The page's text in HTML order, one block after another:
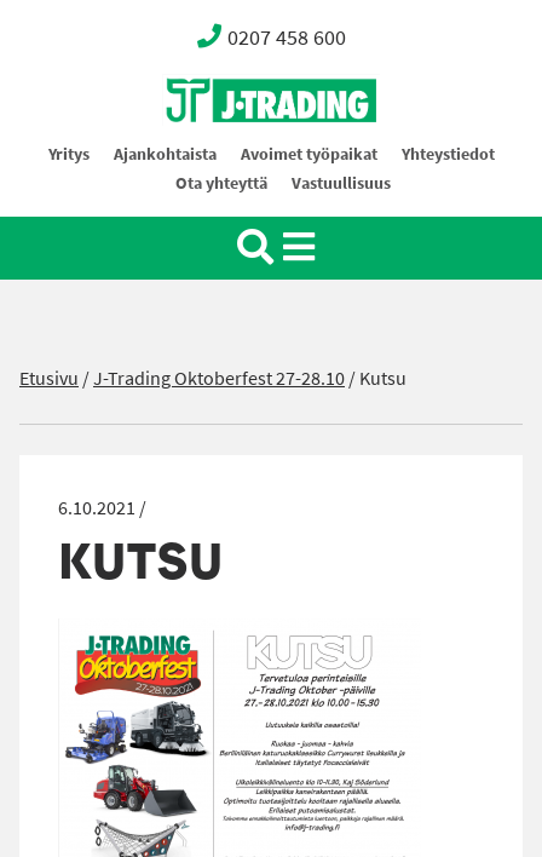
0207 458 600
Oy J-Trading Ab
Yritys Ajankohtaista Avoimet työpaikat
Yhteystiedot
Ota yhteyttä
Vastuullisuus
Etusivu /J-Trading Oktoberfest 27-28.10/Kutsu
6.10.2021 /
KUTSU